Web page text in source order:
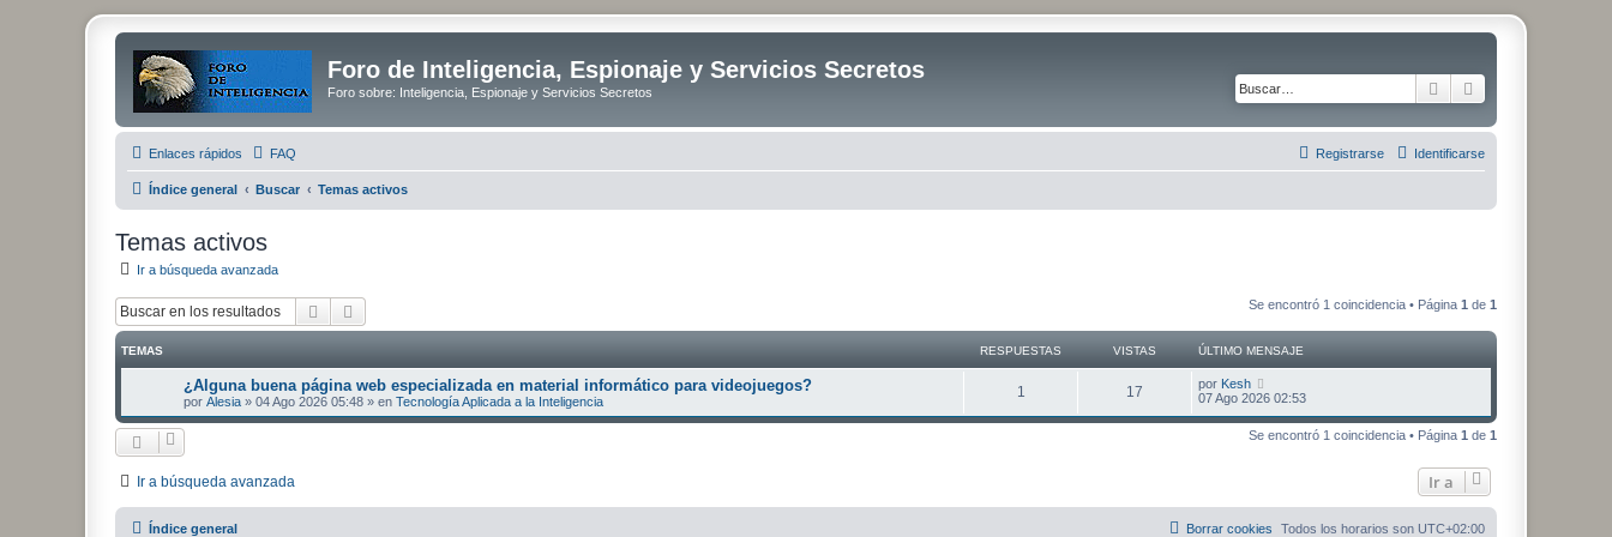
Foro de Inteligencia, Espionaje y Servicios Secretos
Foro sobre: Inteligencia, Espionaje y Servicios Secretos Buscar
Enlaces rápidos FAQ Identificarse
Registrarse
Índice general Buscar Temas activos
Temas activos
Ir a búsqueda avanzada
Buscar Se encontró 1 coincidencia • Página 1 de 1
TEMAS RESPUESTAS VISTAS ÚLTIMO MENSAJE
¿Alguna buena página web especializada en material informático para videojuegos?
por Alesia » 04 Ago 2026 05:48 » en Tecnología Aplicada a la Inteligencia
1
e
17
i
Ú
l
i
s
a
por Kesh
07 Ago 2026 02:53
Se encontró 1 coincidencia • Página 1 de 1
Ir a búsqueda avanzada Ir a
Índice general Todos los horarios son UTC+02:00
Borrar cookies